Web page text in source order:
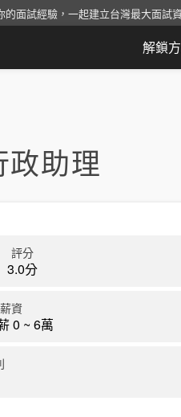
的面試經驗，一起建立台灣最大面試
解鎖
助理
評分
3.0分
薪資
0 ~ 6萬